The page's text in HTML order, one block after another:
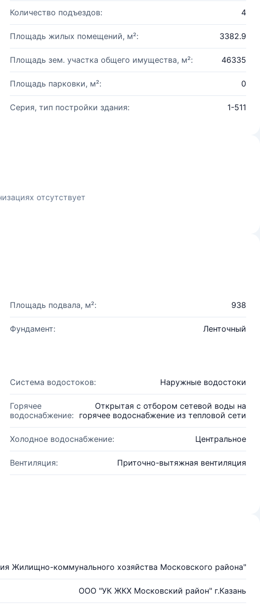
Количество подъездов: 4
Площадь жилых помещений, м²: 3382.9
Площадь зем. участка общего имущества, м²: 46335
Площадь парковки, м²: 0
Серия, тип постройки здания: 1-511
отсутствует
Площадь подвала, м²: 938
Фундамент: Ленточный
Система водостоков: Наружные водостоки
Горячее
водоснабжение:
Открытая с отбором сетевой воды на
горячее водоснабжение из тепловой сети
Холодное водоснабжение: Центральное
Вентиляция: Приточно-вытяжная вентиляция
Жилищно-коммунального хозяйства Московского района"
ООО "УК ЖКХ Московский район" г.Казань